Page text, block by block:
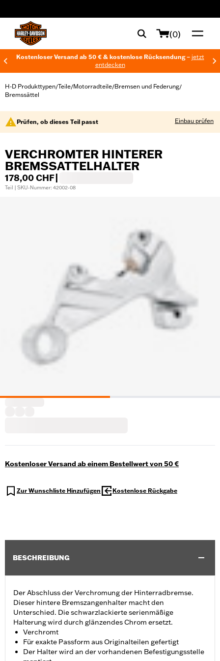
(0)
Kostenloser Versand ab 50 € & kostenlose Rücksendung – jetzt
entdecken
H-D Produkttypen/Teile/Motorradteile/Bremsen und Federung/
Bremssättel
Prüfen, ob dieses Teil passt Einbau prüfen
VERCHROMTER HINTERER
BREMSSATTELHALTER
178,00 CHF
Teil | SKU-Nummer: 42002-08
Kostenloser Versand ab einem Bestellwert von 50 €
Zur Wunschliste Hinzufügen Kostenlose Rückgabe
BESCHREIBUNG
Der Abschluss der Verchromung der Hinterradbremse.
Dieser hintere Bremszangenhalter macht den
Unterschied. Die schwarzlackierte serienmäßige
Halterung wird durch glänzendes Chrom ersetzt.
Verchromt
Für exakte Passform aus Originalteilen gefertigt
Der Halter wird an der vorhandenen Befestigungsstelle